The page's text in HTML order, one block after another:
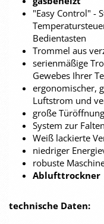
"Easy Control" -
Bedientasten
Trommel aus
serienmäßige
Gewebes Ihrer
ergonomischer,
Luftstrom und
große
System zur
Weiß lackierte
niedriger
robuste
Ablufttrockner
technische Daten: